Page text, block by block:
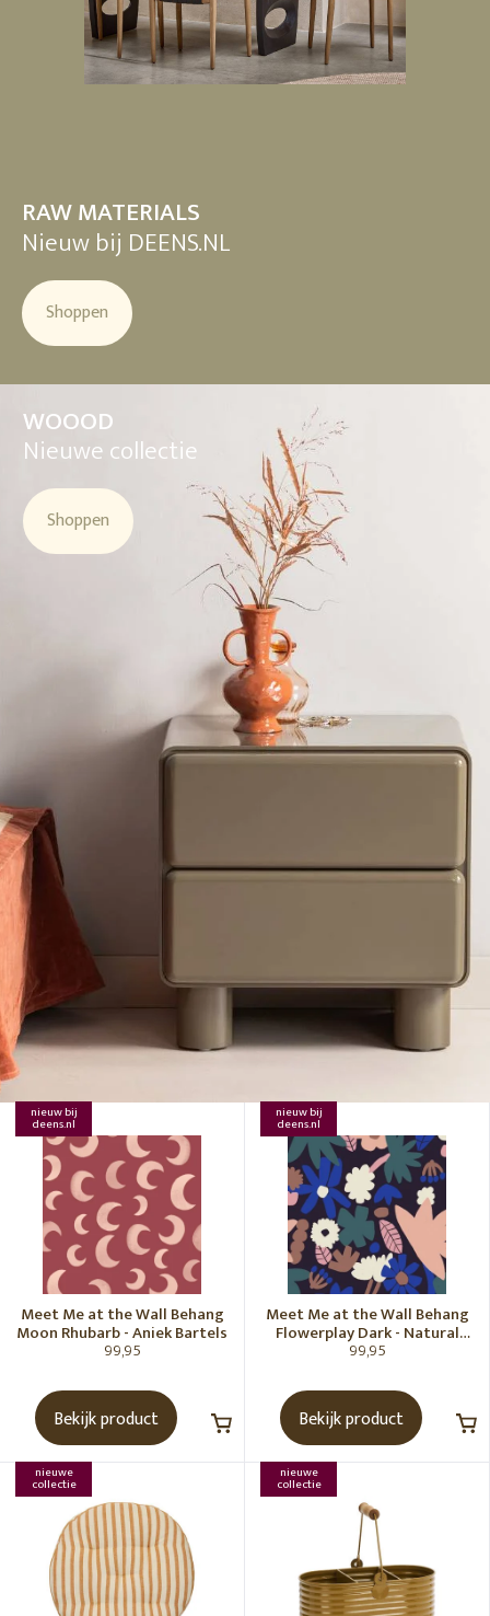
RAW MATERIALS
Nieuw bij DEENS.NL
Shoppen
WOOOD
Nieuwe collectie
Shoppen
nieuw bij
deens.nl
Meet Me at the Wall Behang
Moon Rhubarb - Aniek Bartels
99,95
Bekijk product
nieuw bij
deens.nl
Meet Me at the Wall Behang
Flowerplay Dark - Natural
Noord
99,95
Bekijk product
nieuwe
collectie
nieuwe
collectie